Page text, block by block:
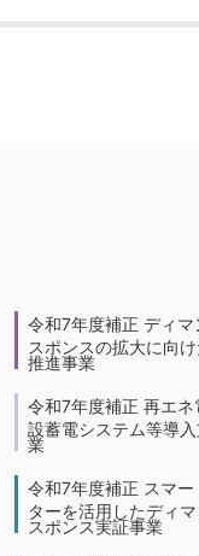
令和7年度補正 ディマ
スポンスの拡大に向
推進事業
令和7年度補正 再エネ
設蓄電システム等導
業
令和7年度補正 スマー
ターを活用したディ
スポンス実証事業